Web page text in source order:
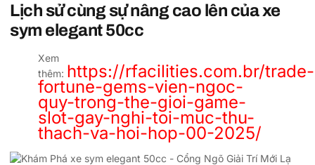
Lịch sử cùng sự nâng cao lên của xe
sym elegant 50cc
Xem
thêm: https://rfacilities.com.br/trade-
fortune-gems-vien-ngoc-
quy-trong-the-gioi-game-
slot-gay-nghi-toi-muc-thu-
thach-va-hoi-hop-00-2025/